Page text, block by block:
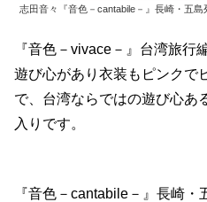
志田音々『音色－cantabile－』長崎・五島
『音色－vivace－』台湾旅行
遊び心があり衣装もピンクで
で、台湾ならではの遊び心あ
入りです。
『音色－cantabile－』長崎